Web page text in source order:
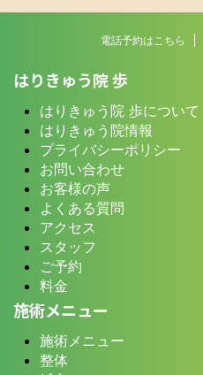
電話予約はこちら
はりきゅう院 歩
はりきゅう院 歩について
はりきゅう院情報
プライバシーポリシー
お問い合わせ
お客様の声
よくある質問
アクセス
スタッフ
ご予約
料金
施術メニュー
施術メニュー
整体